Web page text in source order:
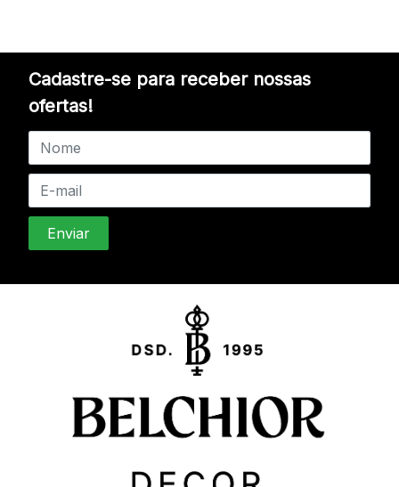
Cadastre-se para receber nossas
ofertas!